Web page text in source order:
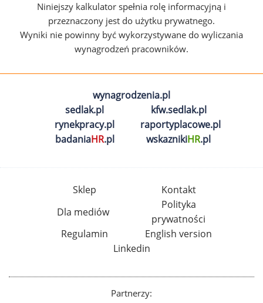
Niniejszy kalkulator spełnia rolę informacyjną i
przeznaczony jest do użytku prywatnego.
Wyniki nie powinny być wykorzystywane do wyliczania
wynagrodzeń pracowników.
wynagrodzenia.pl
sedlak.pl
kfw.sedlak.pl
rynekpracy.pl
raportyplacowe.pl
badaniaHR.pl wskaznikiHR.pl
Sklep
Kontakt
Dla mediów
Polityka
prywatności
Regulamin
English version
Linkedin
Partnerzy: